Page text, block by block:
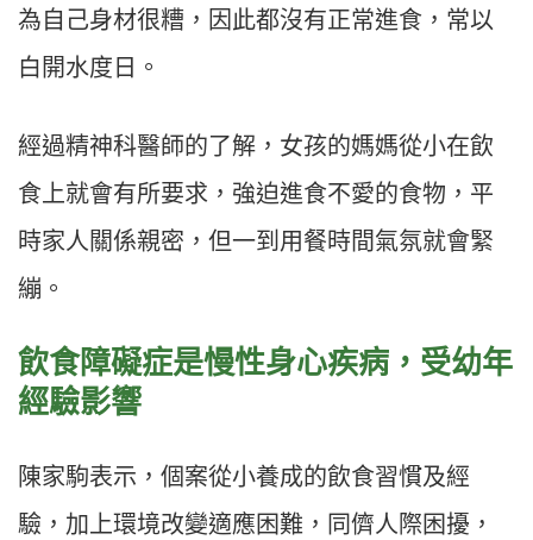
為自己身材很糟，因此都沒有正常進食，常以
白開水度日。
經過精神科醫師的了解，女孩的媽媽從小在飲
食上就會有所要求，強迫進食不愛的食物，平
時家人關係親密，但一到用餐時間氣氛就會緊
繃。
飲食障礙症是慢性身心疾病，受幼年
經驗影響
陳家駒表示，個案從小養成的飲食習慣及經
驗，加上環境改變適應困難，同儕人際困擾，